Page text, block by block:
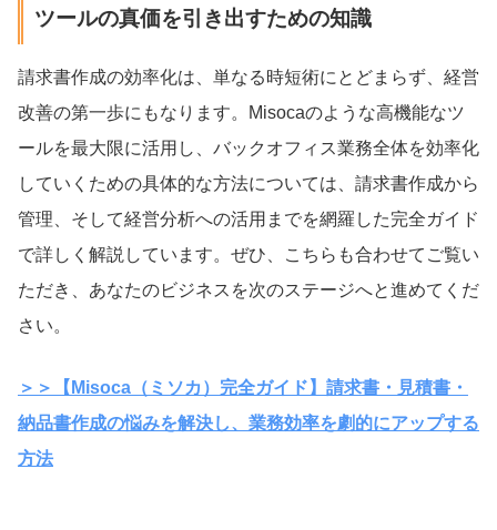
ツールの真価を引き出すための知識
請求書作成の効率化は、単なる時短術にとどまらず、経営
改善の第一歩にもなります。Misocaのような高機能なツ
ールを最大限に活用し、バックオフィス業務全体を効率化
していくための具体的な方法については、請求書作成から
管理、そして経営分析への活用までを網羅した完全ガイド
で詳しく解説しています。ぜひ、こちらも合わせてご覧い
ただき、あなたのビジネスを次のステージへと進めてくだ
さい。
＞＞【Misoca（ミソカ）完全ガイド】請求書・見積書・
納品書作成の悩みを解決し、業務効率を劇的にアップする
方法